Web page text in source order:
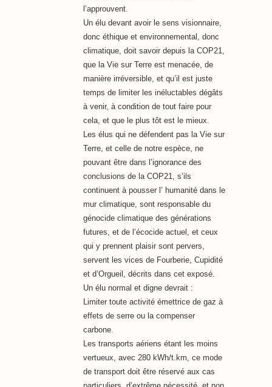
l’approuvent.
Un élu devant avoir le sens visionnaire,
donc éthique et environnemental, donc
climatique, doit savoir depuis la COP21,
que la Vie sur Terre est menacée, de
manière irréversible, et qu’il est juste
temps de limiter les inéluctables dégâts
à venir, à condition de tout faire pour
cela, et que le plus tôt est le mieux.
Les élus qui ne défendent pas la Vie sur
Terre, et celle de notre espèce, ne
pouvant être dans l’ignorance des
conclusions de la COP21, s’ils
continuent à pousser l’ humanité dans le
mur climatique, sont responsable du
génocide climatique des générations
futures, et de l’écocide actuel, et ceux
qui y prennent plaisir sont pervers,
servent les vices de Fourberie, Cupidité
et d’Orgueil, décrits dans cet exposé.
Un élu normal et digne devrait :
Limiter toute activité émettrice de gaz à
effets de serre ou la compenser
carbone.
Les transports aériens étant les moins
vertueux, avec 280 kWh/t.km, ce mode
de transport doit être réservé aux cas